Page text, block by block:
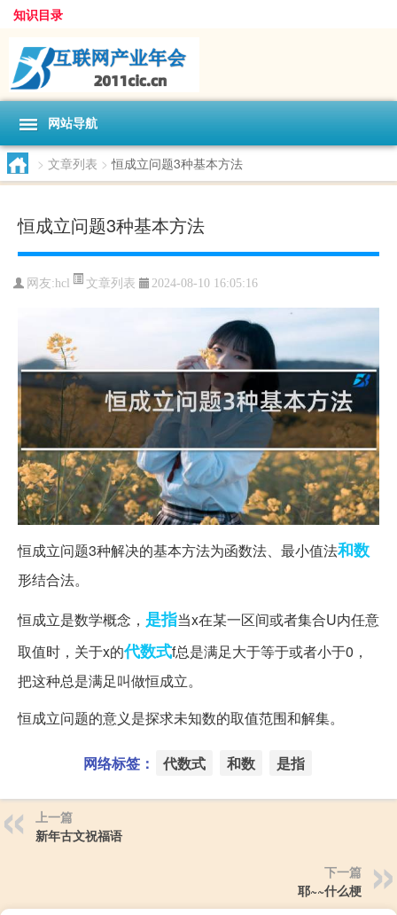
知识目录
网站导航
> 文章列表 > 恒成立问题3种基本方法
恒成立问题3种基本方法
网友:hcl 文章列表 2024-08-10 16:05:16
恒成立问题3种解决的基本方法为函数法、最小值法和数
形结合法。
恒成立是数学概念， 是指当x在某一区间或者集合U内任意
取值时，关于x的代数式f总是满足大于等于或者小于0，
把这种总是满足叫做恒成立。
恒成立问题的意义是探求未知数的取值范围和解集。
网络标签： 代数式 和数 是指
上一篇
新年古文祝福语
下一篇
耶~~什么梗